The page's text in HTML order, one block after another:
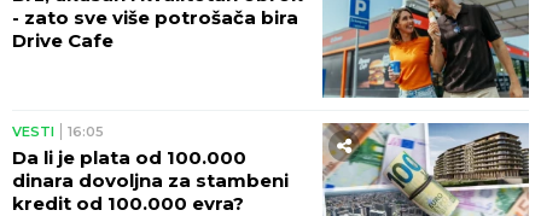
- zato sve više potrošača bira
Drive Cafe
VESTI 16:05
Da li je plata od 100.000
dinara dovoljna za stambeni
kredit od 100.000 evra?